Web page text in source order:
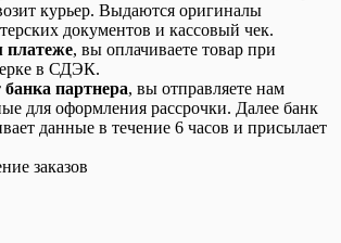
курьер. Выдаются оригиналы
документов и кассовый чек.
, вы оплачиваете товар при
в СДЭК.
партнера, вы отправляете нам
для оформления рассрочки. Далее банк
данные в течение 6 часов и присылает
заказов